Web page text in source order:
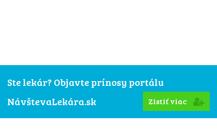
Ste lekár? Objavte prínosy portálu
NávštevaLekára.sk
Zistiť viac